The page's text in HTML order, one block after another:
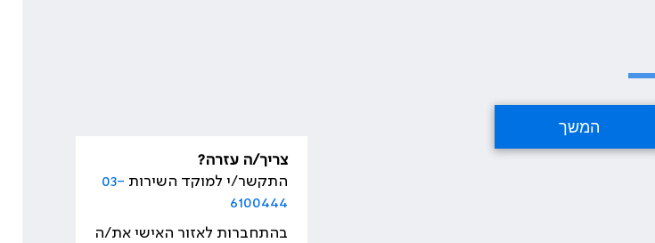
צריך/ה עזרה?
התקשר/י למוקד השירות 03-
6100444
בהתחברות לאזור האישי את/ה